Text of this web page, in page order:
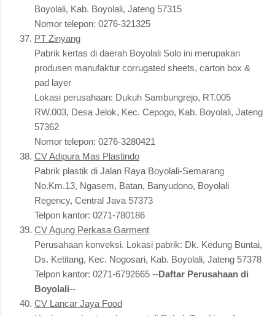
Boyolali, Kab. Boyolali, Jateng 57315
Nomor telepon: 0276-321325
PT Zinyang
Pabrik kertas di daerah Boyolali Solo ini merupakan
produsen manufaktur corrugated sheets, carton box &
pad layer
Lokasi perusahaan: Dukuh Sambungrejo, RT.005
RW.003, Desa Jelok, Kec. Cepogo, Kab. Boyolali, Jateng
57362
Nomor telepon: 0276-3280421
CV Adipura Mas Plastindo
Pabrik plastik di Jalan Raya Boyolali-Semarang
No.Km.13, Ngasem, Batan, Banyudono, Boyolali
Regency, Central Java 57373
Telpon kantor: 0271-780186
CV Agung Perkasa Garment
Perusahaan konveksi. Lokasi pabrik: Dk. Kedung Buntai,
Ds. Ketitang, Kec. Nogosari, Kab. Boyolali, Jateng 57378
Telpon kantor: 0271-6792665 --Daftar Perusahaan di
Boyolali--
CV Lancar Jaya Food